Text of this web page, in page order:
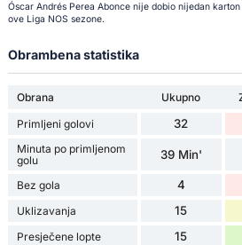
Óscar Andrés Perea Abonce nije dobio nijedan
ove Liga NOS sezone.
Obrambena statistika
Obrana Ukupno
Primljeni golovi
32
Minuta po primljenom
golu
39 Min'
Bez gola 4
Uklizavanja 15
Presječene lopte 15